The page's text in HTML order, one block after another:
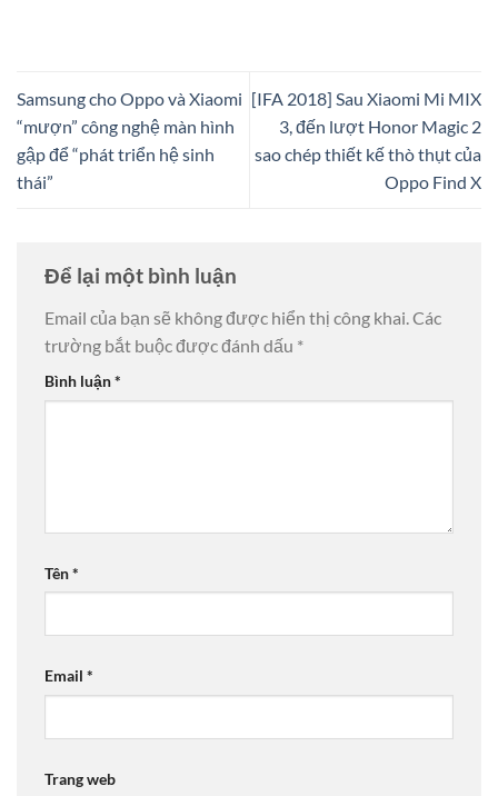
Samsung cho Oppo và Xiaomi
“mượn” công nghệ màn hình
gập để “phát triển hệ sinh
thái”
[IFA 2018] Sau Xiaomi Mi MIX
3, đến lượt Honor Magic 2
sao chép thiết kế thò thụt của
Oppo Find X
Để lại một bình luận
Email của bạn sẽ không được hiển thị công khai. Các
trường bắt buộc được đánh dấu *
Bình luận*
Tên*
Email *
Trang web